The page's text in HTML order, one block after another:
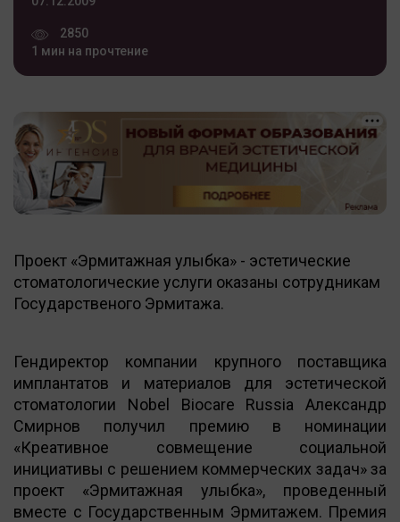
2850
1 мин на прочтение
Проект «Эрмитажная улыбка» - эстетические
стоматологические услуги оказаны сотрудникам
Государственого Эрмитажа.
Гендиректор компании крупного поставщика
имплантатов и материалов для эстетической
стоматологии Nobel Biocare Russia Александр
Смирнов получил премию в номинации
«Креативное совмещение социальной
инициативы с решением коммерческих задач» за
проект «Эрмитажная улыбка», проведенный
вместе с Государственным Эрмитажем. Премия